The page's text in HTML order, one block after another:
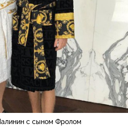
с сыном Фролом